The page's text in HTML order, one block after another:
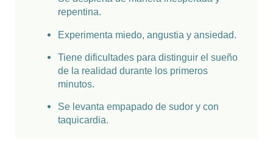
repentina.
Experimenta miedo, angustia y ansiedad.
Tiene dificultades para distinguir el sueño
de la realidad durante los primeros
minutos.
Se levanta empapado de sudor y con
taquicardia.